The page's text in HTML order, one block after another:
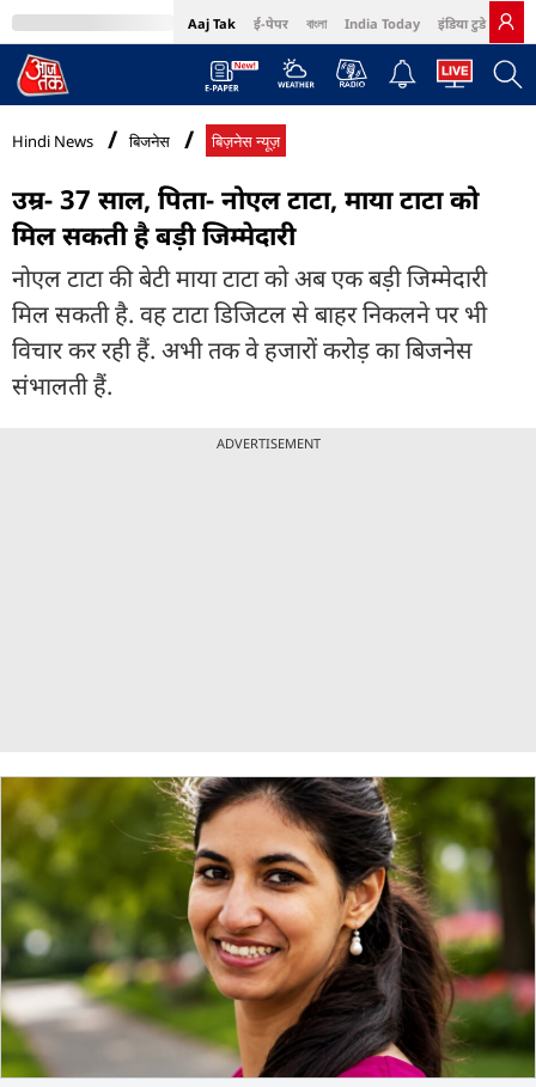
Aaj Tak ई-पेपर বাংলা India Today इंडिया टुडे हिंदी
MumbaiTak Cosmopolitan Harper's Bazaar Northeast
Hindi News बिजनेस बिज़नेस न्यूज़
उम्र- 37 साल, पिता- नोएल टाटा, माया टाटा को
मिल सकती है बड़ी जिम्मेदारी
नोएल टाटा की बेटी माया टाटा को अब एक बड़ी जिम्‍मेदारी
मिल सकती है. वह टाटा डिजिटल से बाहर निकलने पर भी
विचार कर रही हैं. अभी तक वे हजारों करोड़ का बिजनेस
संभालती हैं.
ADVERTISEMENT